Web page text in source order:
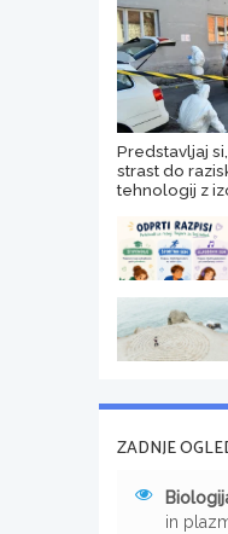
Predstavljaj
strast do
tehnologij z
ZADNJE
in